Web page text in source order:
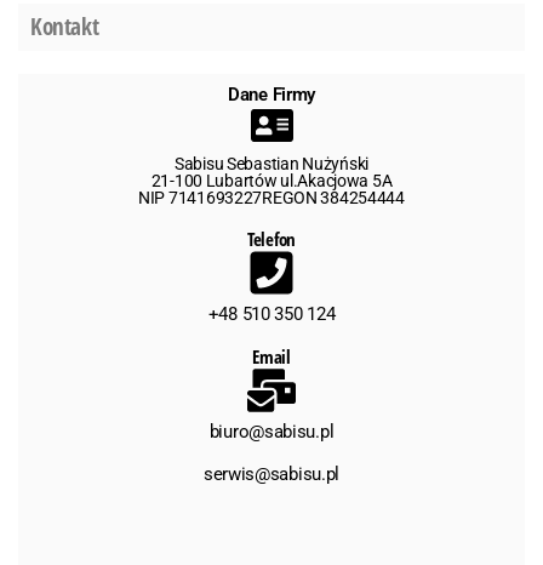
Kontakt
Dane Firmy
Sabisu Sebastian Nużyński
21-100 Lubartów ul.Akacjowa 5A
NIP 7141693227REGON 384254444
Telefon
+48 510 350 124
Email
biuro@sabisu.pl
serwis@sabisu.pl